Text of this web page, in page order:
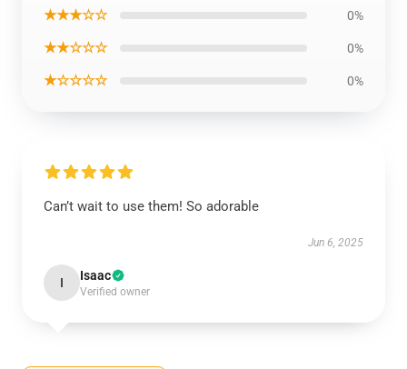
★★★☆☆ 0%
★★☆☆☆ 0%
★☆☆☆☆ 0%
Can’t wait to use them! So adorable
Jun 6, 2025
I Isaac
Verified owner